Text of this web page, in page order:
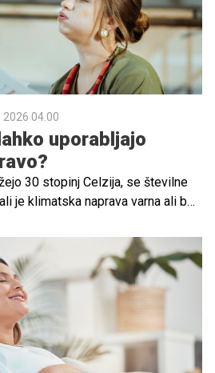
2026 04.00
uporabljajo
30 stopinj Celzija, se številne
je klimatska naprava varna ali bi
naprava škoduje otroku, do
prehlad ali celo zaplete v